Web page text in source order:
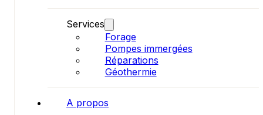
Services
Forage
Pompes immergées
Réparations
Géothermie
A propos